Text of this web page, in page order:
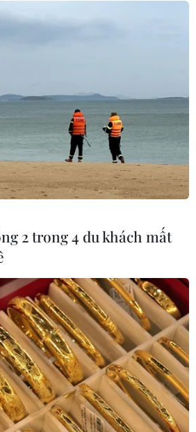
niên hội tụ
niên 2026
kiếm 2 nạn
sóng cuốn ở
số điểm của
học Tự nhiên,
Nội năm 2026?
2 trong 4 du khách mất